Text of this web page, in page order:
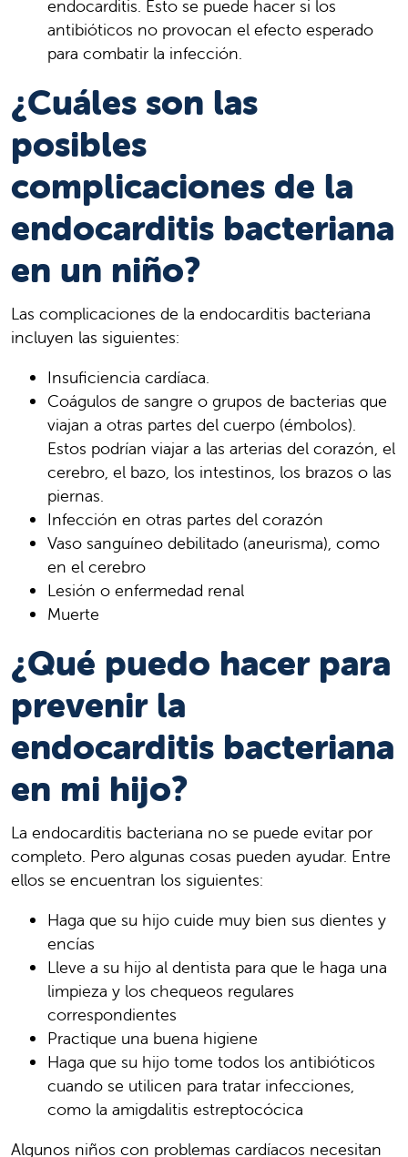
endocarditis. Esto se puede hacer si los
antibióticos no provocan el efecto esperado
para combatir la infección.
¿Cuáles son las
posibles
complicaciones de la
endocarditis bacteriana
en un niño?
Las complicaciones de la endocarditis bacteriana
incluyen las siguientes:
Insuficiencia cardíaca.
Coágulos de sangre o grupos de bacterias que
viajan a otras partes del cuerpo (émbolos).
Estos podrían viajar a las arterias del corazón, el
cerebro, el bazo, los intestinos, los brazos o las
piernas.
Infección en otras partes del corazón
Vaso sanguíneo debilitado (aneurisma), como
en el cerebro
Lesión o enfermedad renal
Muerte
¿Qué puedo hacer para
prevenir la
endocarditis bacteriana
en mi hijo?
La endocarditis bacteriana no se puede evitar por
completo. Pero algunas cosas pueden ayudar. Entre
ellos se encuentran los siguientes:
Haga que su hijo cuide muy bien sus dientes y
encías
Lleve a su hijo al dentista para que le haga una
limpieza y los chequeos regulares
correspondientes
Practique una buena higiene
Haga que su hijo tome todos los antibióticos
cuando se utilicen para tratar infecciones,
como la amigdalitis estreptocócica
Algunos niños con problemas cardíacos necesitan